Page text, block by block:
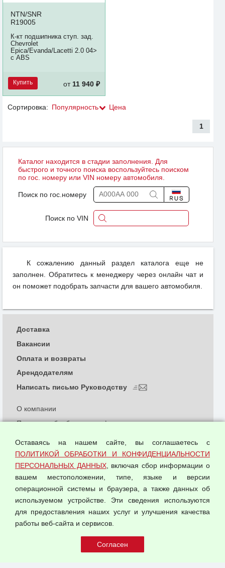
NTN/SNR
R19005
К-кт подшипника ступ. зад.
Chevrolet
Epica/Evanda/Lacetti 2.0 04>
с ABS
Купить от 11 940 ₽
Сортировка: Популярность Цена
1
Каталог находится в стадии заполнения. Для
быстрого и точного поиска воспользуйтесь поиском
по гос. номеру или VIN номеру автомобиля.
Поиск по гос.номеру
Поиск по VIN
К сожалению данный раздел каталога еще не
заполнен. Обратитесь к менеджеру через онлайн чат и
он поможет подобрать запчасти для вашего автомобиля.
© 2026 ООО "Феникс"
О компании
Политика обработки и конфиденциальности
Согласием на обработку персональных данных
Оферта оптовой купли-продажи
Публичная оферта
Доставка
Вакансии
Оплата и возвраты
Арендодателям
Написать письмо Руководству
Оставаясь на нашем сайте, вы соглашаетесь с
ПОЛИТИКОЙ ОБРАБОТКИ И КОНФИДЕНЦИАЛЬНОСТИ
ПЕРСОНАЛЬНЫХ ДАННЫХ, включая сбор информации о
вашем местоположении, типе, языке и версии
операционной системы и браузера, а также данных об
используемом устройстве. Эти сведения используются
для предоставления наших услуг и улучшения качества
работы веб-сайта и сервисов.